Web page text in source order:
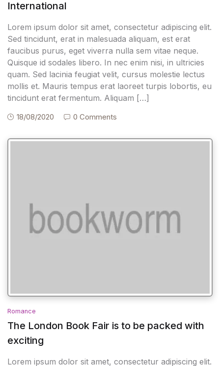
International
Lorem ipsum dolor sit amet, consectetur adipiscing elit.
Sed tincidunt, erat in malesuada aliquam, est erat
faucibus purus, eget viverra nulla sem vitae neque.
Quisque id sodales libero. In nec enim nisi, in ultricies
quam. Sed lacinia feugiat velit, cursus molestie lectus
mollis et. Mauris tempus erat laoreet turpis lobortis, eu
tincidunt erat fermentum. Aliquam […]
18/08/2020 0 Comments
Romance
The London Book Fair is to be packed with
exciting
Lorem ipsum dolor sit amet, consectetur adipiscing elit.